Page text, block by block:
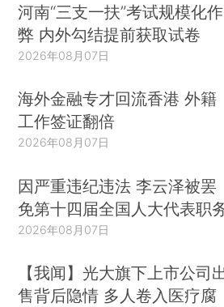
河南“三支一扶”考试规模化作
弊 内外勾结提前获取试卷
2026年08月07日
海外金融专才回流香港 外籍
工作签证翻倍
2026年08月07日
因严重违纪违法 李云泽被罢
免第十四届全国人大代表职
2026年08月07日
【我闻】光大旗下上市公司
售背后隐情 多人卷入医疗腐